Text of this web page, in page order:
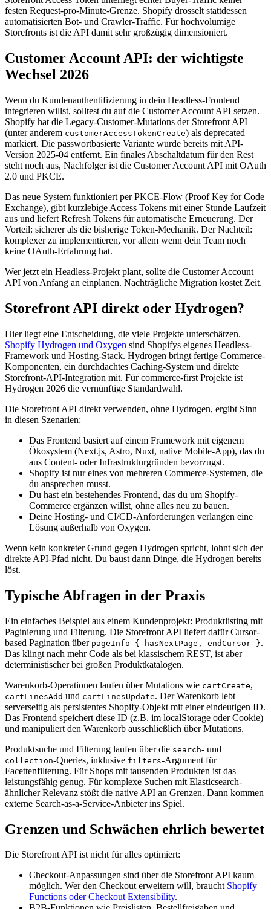
festen Request-pro-Minute-Grenze. Shopify drosselt stattdessen
automatisierten Bot- und Crawler-Traffic. Für hochvolumige
Storefronts ist die API damit sehr großzügig dimensioniert.
Customer Account API: der wichtigste
Wechsel 2026
Wenn du Kundenauthentifizierung in dein Headless-Frontend
integrieren willst, solltest du auf die Customer Account API setzen.
Shopify hat die Legacy-Customer-Mutations der Storefront API
(unter anderem customerAccessTokenCreate) als deprecated
markiert. Die passwortbasierte Variante wurde bereits mit API-
Version 2025-04 entfernt. Ein finales Abschaltdatum für den Rest
steht noch aus, Nachfolger ist die Customer Account API mit OAuth
2.0 und PKCE.
Das neue System funktioniert per PKCE-Flow (Proof Key for Code
Exchange), gibt kurzlebige Access Tokens mit einer Stunde Laufzeit
aus und liefert Refresh Tokens für automatische Erneuerung. Der
Vorteil: sicherer als die bisherige Token-Mechanik. Der Nachteil:
komplexer zu implementieren, vor allem wenn dein Team noch
keine OAuth-Erfahrung hat.
Wer jetzt ein Headless-Projekt plant, sollte die Customer Account
API von Anfang an einplanen. Nachträgliche Migration kostet Zeit.
Storefront API direkt oder Hydrogen?
Hier liegt eine Entscheidung, die viele Projekte unterschätzen.
Shopify Hydrogen und Oxygen sind Shopifys eigenes Headless-
Framework und Hosting-Stack. Hydrogen bringt fertige Commerce-
Komponenten, ein durchdachtes Caching-System und direkte
Storefront-API-Integration mit. Für commerce-first Projekte ist
Hydrogen 2026 die vernünftige Standardwahl.
Die Storefront API direkt verwenden, ohne Hydrogen, ergibt Sinn
in diesen Szenarien:
Das Frontend basiert auf einem Framework mit eigenem
Ökosystem (Next.js, Astro, Nuxt, native Mobile-App), das du
aus Content- oder Infrastrukturgründen bevorzugst.
Shopify ist nur eines von mehreren Commerce-Systemen, die
du ansprechen musst.
Du hast ein bestehendes Frontend, das du um Shopify-
Commerce ergänzen willst, ohne alles neu zu bauen.
Deine Hosting- und CI/CD-Anforderungen verlangen eine
Lösung außerhalb von Oxygen.
Wenn kein konkreter Grund gegen Hydrogen spricht, lohnt sich der
direkte API-Pfad nicht. Du baust dann Dinge, die Hydrogen bereits
löst.
Typische Abfragen in der Praxis
Ein einfaches Beispiel aus einem Kundenprojekt: Produktlisting mit
Paginierung und Filterung. Die Storefront API liefert dafür Cursor-
based Pagination über pageInfo { hasNextPage, endCursor }.
Das klingt nach mehr Code als bei klassischem REST, ist aber
deterministischer bei großen Produktkatalogen.
Warenkorb-Operationen laufen über Mutations wie cartCreate,
cartLinesAdd und cartLinesUpdate. Der Warenkorb lebt
serverseitig als persistentes Shopify-Objekt mit einer eindeutigen ID.
Das Frontend speichert diese ID (z.B. im localStorage oder Cookie)
und manipuliert den Warenkorb ausschließlich über Mutations.
Produktsuche und Filterung laufen über die search- und
collection-Queries, inklusive filters-Argument für
Facettenfilterung. Für Shops mit tausenden Produkten ist das
leistungsfähig genug. Für komplexe Suchen mit Elasticsearch-
ähnlicher Relevanz stößt die native API an Grenzen. Dann kommen
externe Search-as-a-Service-Anbieter ins Spiel.
Grenzen und Schwächen ehrlich bewertet
Die Storefront API ist nicht für alles optimiert:
Checkout-Anpassungen sind über die Storefront API kaum
möglich. Wer den Checkout erweitern will, braucht Shopify
Functions oder Checkout Extensibility.